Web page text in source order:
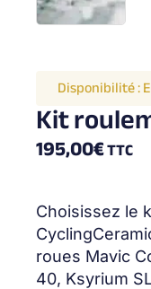
Disponibilité :
Kit
195,00€TTC
Choisissez le
roues Mavic
40, Ksyrium